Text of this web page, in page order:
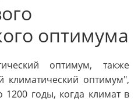
оптимума
оптимум, также
климатический оптимум",
годы, когда климат в